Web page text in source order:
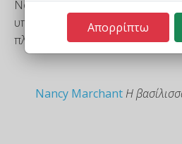
Νομίζω ότι το αγαπημένο
υπέροχος χαλαρωτικός ρυθμός
πλέκεις τον πόντο
Nancy Marchant Η
Απορρίπτω